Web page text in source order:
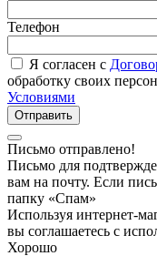
Телефон
Я согласен с
обработку своих
Условиями
Отправить
Письмо отправлено!
Письмо для
вам на почту. Если
папку «Спам»
Используя интернет-
вы соглашаетесь с
Хорошо